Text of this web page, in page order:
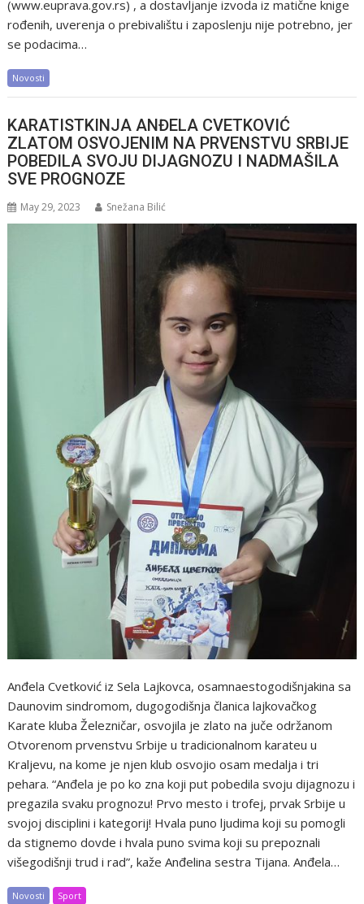
(www.euprava.gov.rs) , a dostavljanje izvoda iz matične knige
rođenih, uverenja o prebivalištu i zaposlenju nije potrebno, jer
se podacima…
Novosti
KARATISTKINJA ANĐELA CVETKOVIĆ
ZLATOM OSVOJENIM NA PRVENSTVU SRBIJE
POBEDILA SVOJU DIJAGNOZU I NADMAŠILA
SVE PROGNOZE
May 29, 2023 Snežana Bilić
Anđela Cvetković iz Sela Lajkovca, osamnaestogodišnjakina sa
Daunovim sindromom, dugogodišnja članica lajkovačkog
Karate kluba Železničar, osvojila je zlato na juče održanom
Otvorenom prvenstvu Srbije u tradicionalnom karateu u
Kraljevu, na kome je njen klub osvojio osam medalja i tri
pehara. “Anđela je po ko zna koji put pobedila svoju dijagnozu i
pregazila svaku prognozu! Prvo mesto i trofej, prvak Srbije u
svojoj disciplini i kategorij! Hvala puno ljudima koji su pomogli
da stignemo dovde i hvala puno svima koji su prepoznali
višegodišnji trud i rad”, kaže Anđelina sestra Tijana. Anđela…
Novosti Sport